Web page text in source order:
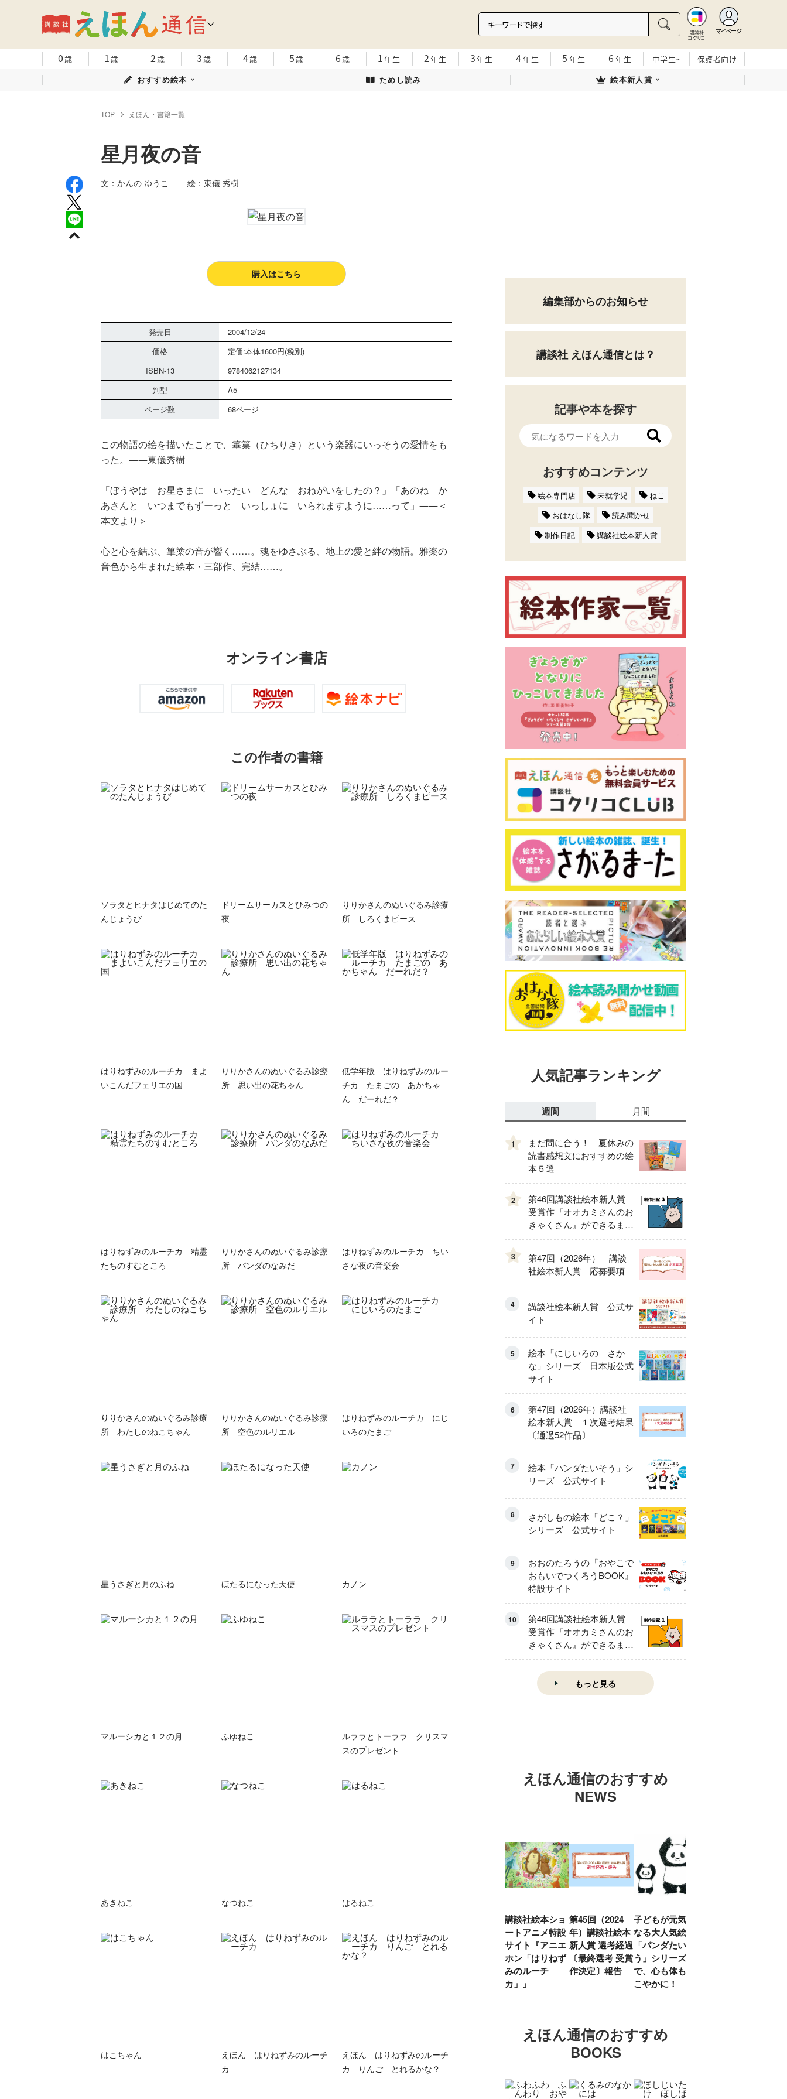
講談社
コクリコ
マイページ
0歳 1歳 2歳 3歳 4歳 5歳 6歳 1年生 2年生 3年生 4年生 5 年生 6 年生 中学生~
保護者向け
おすすめ絵本
ためし読み 絵本新人賞
TOP えほん・書籍一覧
星月夜の音
文：かんの ゆうこ 絵：東儀 秀樹
購入はこちら
発売日
2004/12/24
価格
定価:本体1600円(税別)
ISBN-13
9784062127134
判型
A5
ページ数
68ページ
この物語の絵を描いたことで、篳篥（ひちりき）という楽器にいっそうの愛情をも
った。――東儀秀樹
「ぼうやは お星さまに いったい どんな おねがいをしたの？」「あのね か
あさんと いつまでもずーっと いっしょに いられますように……って」――＜
本文より＞
心と心を結ぶ、篳篥の音が響く……。魂をゆさぶる、地上の愛と絆の物語。雅楽の
音色から生まれた絵本・三部作、完結……。
オンライン書店
この作者の書籍
ソラタとヒナタはじめてのた
んじょうび
ドリームサーカスとひみつの
夜
りりかさんのぬいぐるみ診療
所 しろくまピース
はりねずみのルーチカ まよ
いこんだフェリエの国
りりかさんのぬいぐるみ診療
所 思い出の花ちゃん
低学年版 はりねずみのルー
チカ たまごの あかちゃ
ん だーれだ？
はりねずみのルーチカ 精霊
たちのすむところ
りりかさんのぬいぐるみ診療
所 パンダのなみだ
はりねずみのルーチカ ちい
さな夜の音楽会
りりかさんのぬいぐるみ診療
所 わたしのねこちゃん
りりかさんのぬいぐるみ診療
所 空色のルリエル
はりねずみのルーチカ にじ
いろのたまご
星うさぎと月のふね ほたるになった天使 カノン
マルーシカと１２の月 ふゆねこ
ルララとトーララ クリスマ
スのプレゼント
あきねこ なつねこ はるねこ
はこちゃん
えほん はりねずみのルーチ
カ
えほん はりねずみのルーチ
カ りんご とれるかな？
編集部からのお知らせ
講談社 えほん通信とは？
記事や本を探す
おすすめコンテンツ
絵本専門店 未就学児
ねこ
おはなし隊
読み聞かせ
制作日記
講談社絵本新人賞
人気記事ランキング
週間 月間
1
まだ間に合う！ 夏休みの
読書感想文におすすめの絵
本５選
2
第46回講談社絵本新人賞
受賞作『オオカミさんのお
きゃくさん』ができるまで
③
3
第47回（2026年） 講談
社絵本新人賞 応募要項
4
講談社絵本新人賞 公式サ
イト
5
絵本「にじいろの さか
な」シリーズ 日本版公式
サイト
6
第47回（2026年）講談社
絵本新人賞 １次選考結果
〔通過52作品〕
7
絵本「パンダたいそう」シ
リーズ 公式サイト
8
さがしもの絵本「どこ？」
シリーズ 公式サイト
9
おおのたろうの『おやこで
おもいでつくろうBOOK』
特設サイト
10
第46回講談社絵本新人賞
受賞作『オオカミさんのお
きゃくさん』ができるまで
①
もっと見る
えほん通信のおすすめ
NEWS
講談社絵本ショ
ートアニメ特設
サイト『アニエ
ホン「はりねず
みのルーチ
カ」』
第45回（2024
年）講談社絵本
新人賞 選考経過
〔最終選考 受賞
作決定〕報告
子どもが元気に
なる大人気絵本
「パンダたいそ
う」シリーズ
で、心も体もす
こやかに！
えほん通信のおすすめ
BOOKS